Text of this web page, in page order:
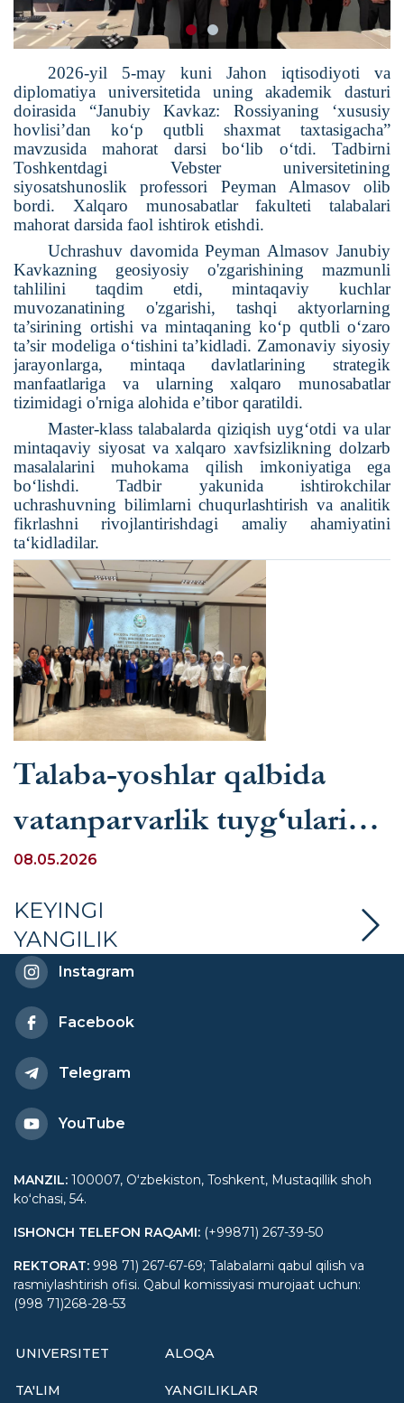
2026-yil 5-may kuni Jahon iqtisodiyoti va
diplomatiya universitetida uning akademik dasturi
doirasida “Janubiy Kavkaz: Rossiyaning ‘xususiy
hovlisi’dan ko‘p qutbli shaxmat taxtasigacha”
mavzusida mahorat darsi bo‘lib o‘tdi. Tadbirni
Toshkentdagi Vebster universitetining
siyosatshunoslik professori Peyman Almasov olib
bordi. Xalqaro munosabatlar fakulteti talabalari
mahorat darsida faol ishtirok etishdi.
Uchrashuv davomida Peyman Almasov Janubiy
Kavkazning geosiyosiy o'zgarishining mazmunli
tahlilini taqdim etdi, mintaqaviy kuchlar
muvozanatining o'zgarishi, tashqi aktyorlarning
ta’sirining ortishi va mintaqaning ko‘p qutbli o‘zaro
ta’sir modeliga o‘tishini ta’kidladi. Zamonaviy siyosiy
jarayonlarga, mintaqa davlatlarining strategik
manfaatlariga va ularning xalqaro munosabatlar
tizimidagi o'rniga alohida e’tibor qaratildi.
Master-klass talabalarda qiziqish uyg‘otdi va ular
mintaqaviy siyosat va xalqaro xavfsizlikning dolzarb
masalalarini muhokama qilish imkoniyatiga ega
bo‘lishdi. Tadbir yakunida ishtirokchilar
uchrashuvning bilimlarni chuqurlashtirish va analitik
fikrlashni rivojlantirishdagi amaliy ahamiyatini
ta‘kidladilar.
Talaba-yoshlar qalbida
vatanparvarlik tuyg‘ularini
mustahkamlash yo‘lida
amaliy tashrif
08.05.2026
KEYINGI
YANGILIK
Instagram
Facebook
Telegram
YouTube
MANZIL: 100007, Oʻzbekiston, Toshkent, Mustaqillik shoh
koʻchasi, 54.
ISHONCH TELEFON RAQAMI: (+99871) 267-39-50
REKTORAT: 998 71) 267-67-69; Talabalarni qabul qilish va
rasmiylashtirish ofisi. Qabul komissiyasi murojaat uchun:
(998 71)268-28-53
UNIVERSITET
TA'LIM
ALOQA
YANGILIKLAR